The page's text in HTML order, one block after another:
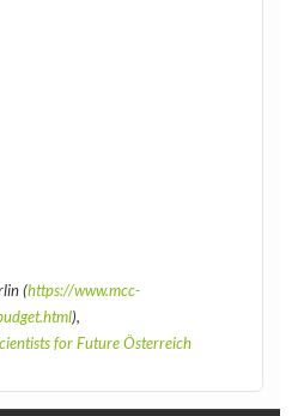
(https://www.mcc-
),
for Future Österreich